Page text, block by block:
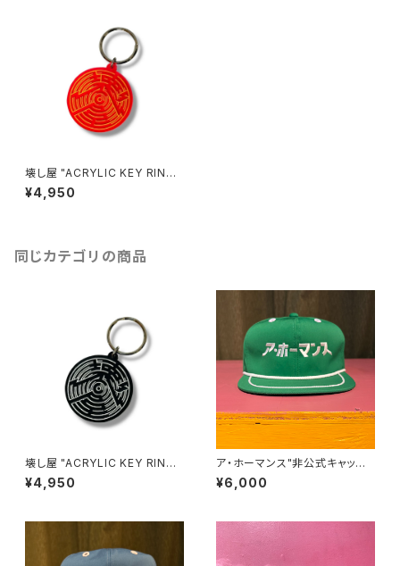
壊し屋 "ACRYLIC KEY RING/
Designed by KAE ACRYLI
C"(PINK×YELLOW)
¥4,950
同じカテゴリの商品
壊し屋 "ACRYLIC KEY RING/
Designed by KAE ACRYLI
C"(BLACK×WHITE)
¥4,950
ア・ホーマンス"非公式キャップ2
nd" (GREEN)
¥6,000